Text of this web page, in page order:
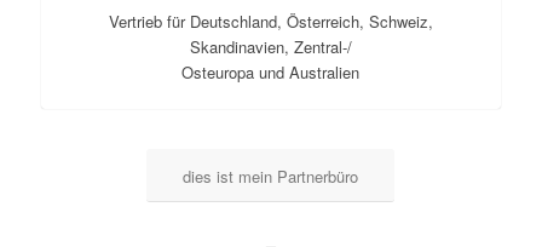
Vertrieb für Deutschland, Österreich, Schweiz,
Skandinavien, Zentral-/
Osteuropa und Australien
dies ist mein Partnerbüro